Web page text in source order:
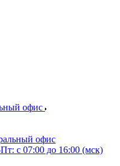
офис
офис
с 07:00 до 16:00 (мск)